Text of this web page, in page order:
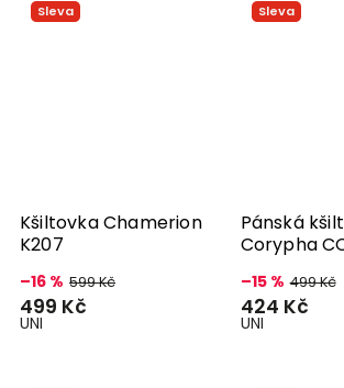
Sleva
Kšiltovka Chamerion
K207
–16 % 599 Kč
499 Kč
UNI
Sleva
Pánská
Corypha
–15 % 499 Kč
424 Kč
UNI